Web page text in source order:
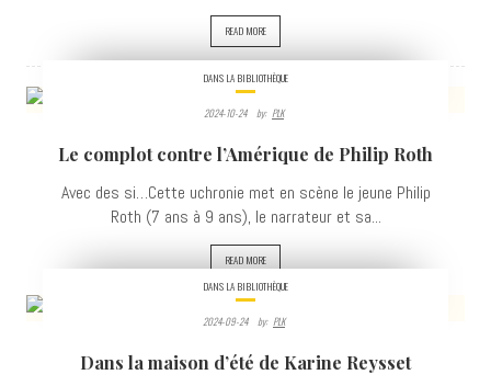
READ MORE
VIEWS
DANS LA BIBLIOTHÈQUE
2024-10-24 By: PLK
Le complot contre l’Amérique de Philip Roth
Avec des si…Cette uchronie met en scène le jeune Philip
Roth (7 ans à 9 ans), le narrateur et sa...
READ MORE
DANS LA BIBLIOTHÈQUE
2024-09-24 By: PLK
Dans la maison d’été de Karine Reysset